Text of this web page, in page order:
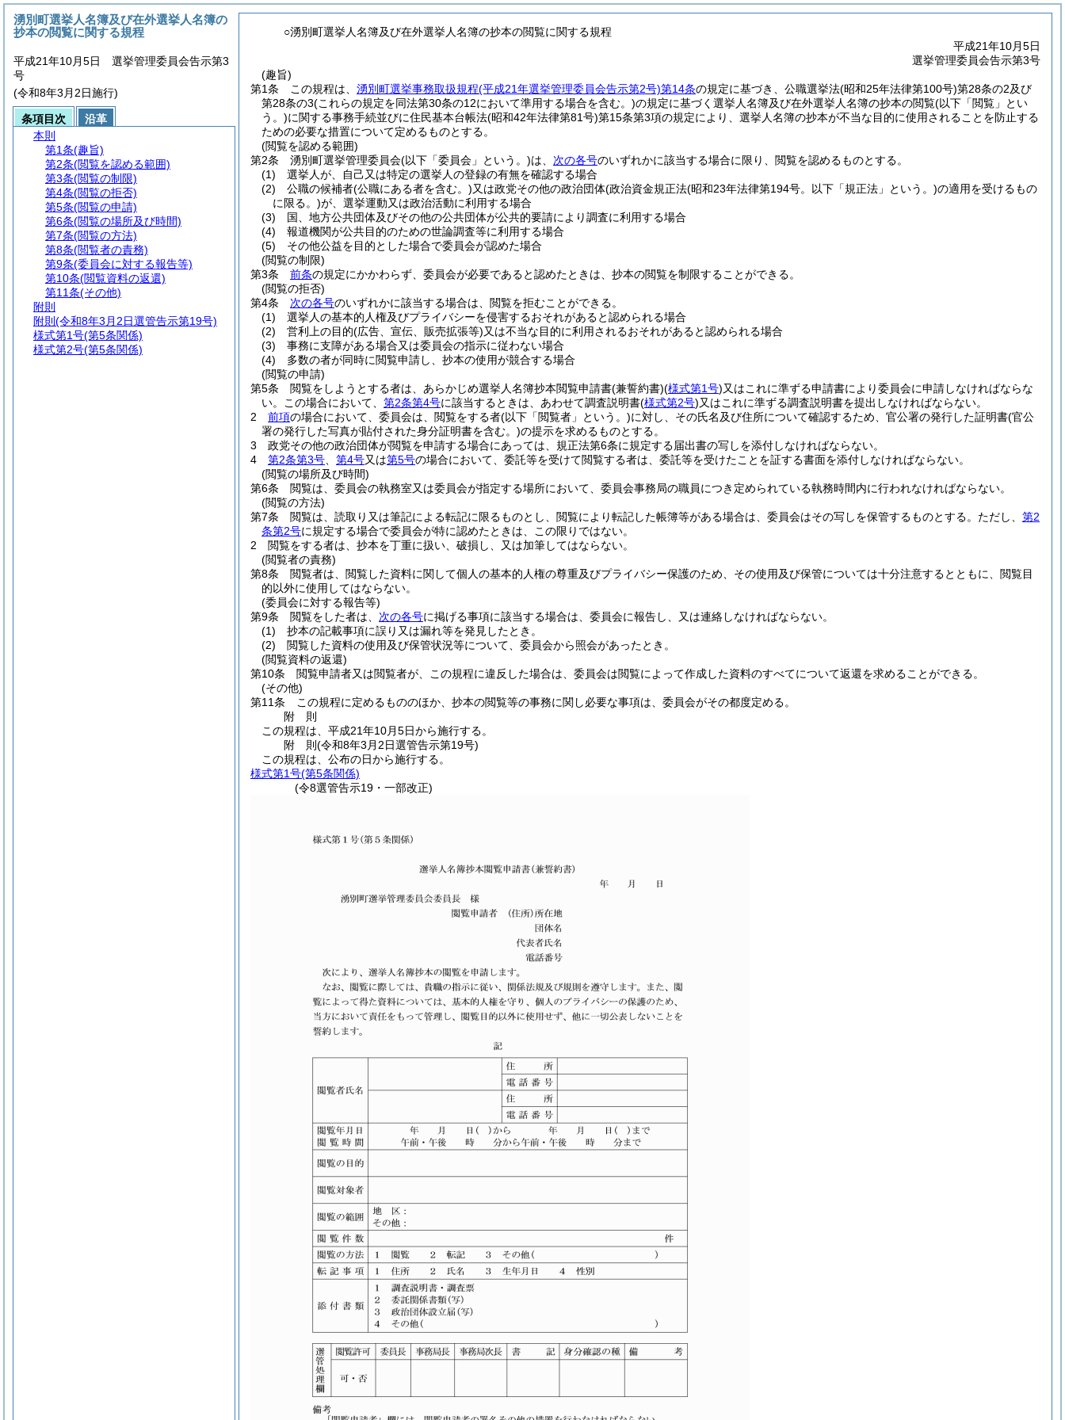
○湧別町選挙人名簿及び在外選挙人名簿の抄本の閲覧に関する規程
平成21年10月5日
選挙管理委員会告示第3号
(趣旨)
第1条
この規程は、 湧別町選挙事務取扱規程(平成21年選挙管理委員会告示第2号)第14条の規定に基づき、公職選挙法(昭和25年法律第100号)第28条の2及び
第28条の3(これらの規定を同法第30条の12において準用する場合を含む。)の規定に基づく選挙人名簿及び在外選挙人名簿の抄本の閲覧(以下「閲覧」とい
う。)に関する事務手続並びに住民基本台帳法(昭和42年法律第81号)第15条第3項の規定により、選挙人名簿の抄本が不当な目的に使用されることを防止する
ための必要な措置について定めるものとする。
(閲覧を認める範囲)
第2条
湧別町選挙管理委員会(以下「委員会」という。)は、 次の各号のいずれかに該当する場合に限り、閲覧を認めるものとする。
(1)
選挙人が、自己又は特定の選挙人の登録の有無を確認する場合
(2)
公職の候補者(公職にある者を含む。)又は政党その他の政治団体(政治資金規正法(昭和23年法律第194号。以下「規正法」という。)の適用を受けるもの
に限る。)が、選挙運動又は政治活動に利用する場合
(3)
国、地方公共団体及びその他の公共団体が公共的要請により調査に利用する場合
(4)
報道機関が公共目的のための世論調査等に利用する場合
(5)
その他公益を目的とした場合で委員会が認めた場合
(閲覧の制限)
第3条
前条の規定にかかわらず、委員会が必要であると認めたときは、抄本の閲覧を制限することができる。
(閲覧の拒否)
第4条
次の各号のいずれかに該当する場合は、閲覧を拒むことができる。
(1)
選挙人の基本的人権及びプライバシーを侵害するおそれがあると認められる場合
(2)
営利上の目的(広告、宣伝、販売拡張等)又は不当な目的に利用されるおそれがあると認められる場合
(3)
事務に支障がある場合又は委員会の指示に従わない場合
(4)
多数の者が同時に閲覧申請し、抄本の使用が競合する場合
(閲覧の申請)
第5条
閲覧をしようとする者は、あらかじめ選挙人名簿抄本閲覧申請書(兼誓約書)(様式第1号)又はこれに準ずる申請書により委員会に申請しなければならな
い。
この場合において、 第2条第4号に該当するときは、あわせて調査説明書(様式第2号)又はこれに準ずる調査説明書を提出しなければならない。
2
前項の場合において、委員会は、閲覧をする者(以下「閲覧者」という。)に対し、その氏名及び住所について確認するため、官公署の発行した証明書(官公
署の発行した写真が貼付された身分証明書を含む。)の提示を求めるものとする。
3
政党その他の政治団体が閲覧を申請する場合にあっては、規正法第6条に規定する届出書の写しを添付しなければならない。
4
第2条第3号 第4号又は第5号の場合において、委託等を受けて閲覧する者は、委託等を受けたことを証する書面を添付しなければならない。
(閲覧の場所及び時間)
第6条
閲覧は、委員会の執務室又は委員会が指定する場所において、委員会事務局の職員につき定められている執務時間内に行われなければならない。
(閲覧の方法)
第7条
閲覧は、読取り又は筆記による転記に限るものとし、閲覧により転記した帳簿等がある場合は、委員会はその写しを保管するものとする。 ただし、 第2
条第2号に規定する場合で委員会が特に認めたときは、この限りではない。
2
閲覧をする者は、抄本を丁重に扱い、破損し、又は加筆してはならない。
(閲覧者の責務)
第8条
閲覧者は、閲覧した資料に関して個人の基本的人権の尊重及びプライバシー保護のため、その使用及び保管については十分注意するとともに、閲覧目
的以外に使用してはならない。
(委員会に対する報告等)
第9条
閲覧をした者は、 次の各号に掲げる事項に該当する場合は、委員会に報告し、又は連絡しなければならない。
(1)
抄本の記載事項に誤り又は漏れ等を発見したとき。
(2)
閲覧した資料の使用及び保管状況等について、委員会から照会があったとき。
(閲覧資料の返還)
第10条
閲覧申請者又は閲覧者が、この規程に違反した場合は、委員会は閲覧によって作成した資料のすべてについて返還を求めることができる。
(その他)
第11条
この規程に定めるもののほか、抄本の閲覧等の事務に関し必要な事項は、委員会がその都度定める。
附 則
この規程は、平成21年10月5日から施行する。
附 則(令和8年3月2日選管告示第19号)
この規程は、公布の日から施行する。
様式第1号(第5条関係)
(令8選管告示19・一部改正)
湧別町選挙人名簿及び在外選挙人名簿の
抄本の閲覧に関する規程
平成21年10月5日 選挙管理委員会告示第3
号
(令和8年3月2日施行)
条項目次
沿革
本則
第1条(趣旨)
第2条(閲覧を認める範囲)
第3条(閲覧の制限)
第4条(閲覧の拒否)
第5条(閲覧の申請)
第6条(閲覧の場所及び時間)
第7条(閲覧の方法)
第8条(閲覧者の責務)
第9条(委員会に対する報告等)
第10条(閲覧資料の返還)
第11条(その他)
附則
附則 (令和8年3月2日選管告示第19号)
様式第1号(第5条関係)
様式第2号(第5条関係)